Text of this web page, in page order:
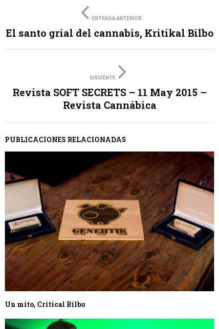
ENTRADA ANTERIOR
El santo grial del cannabis, Kritikal Bilbo
SIGUIENTE
Revista SOFT SECRETS – 11 May 2015 –
Revista Cannábica
PUBLICACIONES RELACIONADAS
Un mito, Critical Bilbo